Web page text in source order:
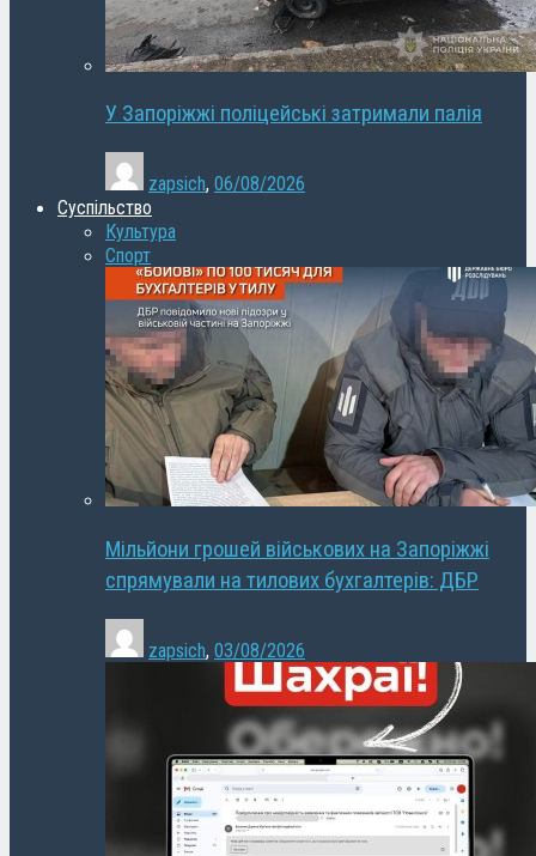
У Запоріжжі поліцейські затримали палія
zapsich, 06/08/2026
Суспільство
Культура
Спорт
Мільйони грошей військових на Запоріжжі
спрямували на тилових бухгалтерів: ДБР
zapsich, 03/08/2026